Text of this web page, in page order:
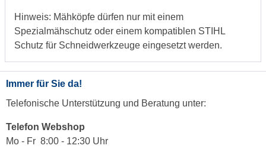
Hinweis: Mähköpfe dürfen nur mit einem
Spezialmähschutz oder einem kompatiblen STIHL
Schutz für Schneidwerkzeuge eingesetzt werden.
Immer für Sie da!
Telefonische Unterstützung und Beratung unter:
Telefon Webshop
Mo - Fr 8:00 - 12:30 Uhr